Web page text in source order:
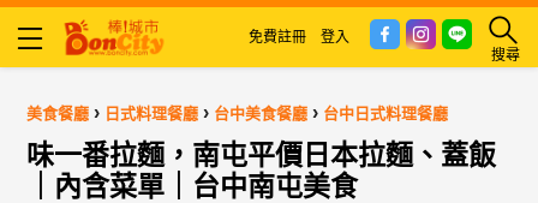
搜尋
免費註冊 登入
美食餐廳 › 日式料理餐廳 › 台中美食餐廳 › 台中日式料理餐廳
味一番拉麵，南屯平價日本拉麵、蓋飯
｜內含菜單｜台中南屯美食